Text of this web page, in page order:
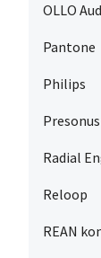
OLLO
Pantone
Philips
Presonus
Radial
Reloop
REAN